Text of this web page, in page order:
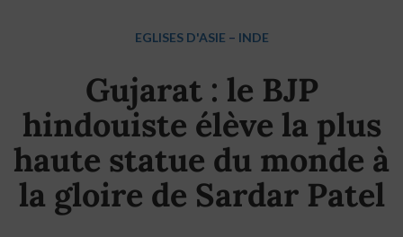
EGLISES D'ASIE – INDE
Gujarat : le BJP
hindouiste élève la plus
haute statue du monde à
la gloire de Sardar Patel